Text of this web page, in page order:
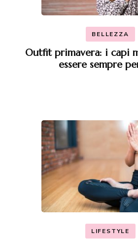
BELLEZZA
Outfit primavera: i capi
essere sempre
LIFESTYLE